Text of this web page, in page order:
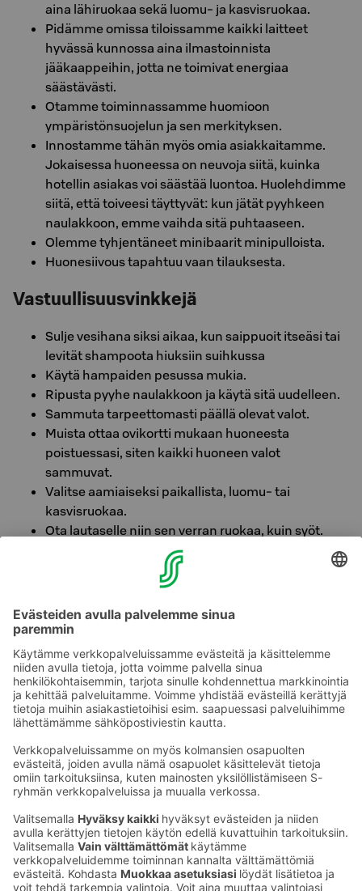
aina lähiruokaa sekä luomu- ja kasvisruokaa.
Pidämme omissa tiloissamme kaikki laitteet
hyvässä kunnossa aina ilmastoinnista
jääkaappeihin, jotta ne toimivat energiaa
säästävästi.
Otamme toiminnassamme huomioon
ympäristönsuojelun ja sen merkityksen.
Innostamme tähän myös omia asiakkaitamme.
Jokaisessa huoneessa on neuvoja siitä, kuinka
hotellin asiakas voi säästää luontoa. Huolehdimme
siitä, että toiveesi täyttyvät: kun jätät pyyhkeen
naulakkoon, emme vaihda sitä puhtaaseen.
Olemme tyhjentäneet minibaarit minipulloista.
Huonesiivous tapahtuu vaan tilauksesta.
Vastuullisuusvinkkejä
Sulje vesihana siksi aikaa, kun saippuoit itseäsi tai
levität shampoota hiuksiin suihkussa
Käytä hampaiden pesussa mukia.
Ripusta pyyhe naulakkoon ja käytä sitä uudelleen.
Sammuta tarpeettomasti päällä olevat valot.
Muista ottaa ovikortti mukaan huoneesta
poistuessasi, siten kaikki huoneen valot
sammuvat.
Valitse aamiaiseksi paikallista, luomu- tai
kasvisruokaa.
Ota lautaselle niin sen verran ruokaa, kuin syöt.
Lajittele roskat. Siivooja lajittelee myöhemmin
huoneen pöydälle jätetyt pullot, paperit ja
pakkaukset.
Tutustu nähtävyyksiin polkupyörällä tai jalkaisin.
Kysy hotellista lisätietoja busseista tai muista
julkisen liikenteen aikatauluista.
Ota yhteyttä
Hotellien yhteystiedot
Asiakaspalvelun yhteystiedot›
Palaute
Anna palautetta
Sokos Hotels uutiskirje
Tilaa uutiskirje
Saat Sokos Hotellien uusimmat
edut ja uutiset sähköpostiisi
kuukausittain.
Palkinnot ja sertifikaatit
Sokos Hotels somessa
Sokos HotelsSokos Hotels
SokosSokos